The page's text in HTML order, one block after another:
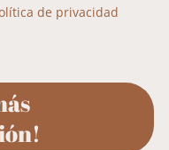
de privacidad